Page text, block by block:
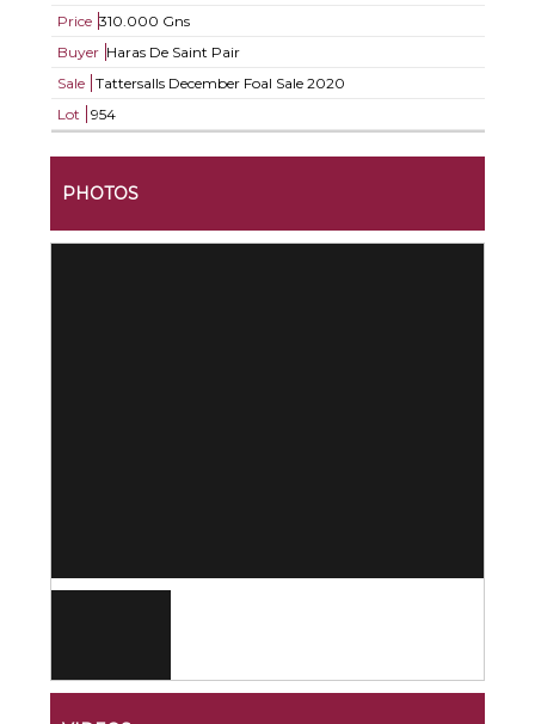
Price 310.000 Gns
Buyer Haras De Saint Pair
Sale
Tattersalls December Foal Sale 2020
Lot
954
PHOTOS